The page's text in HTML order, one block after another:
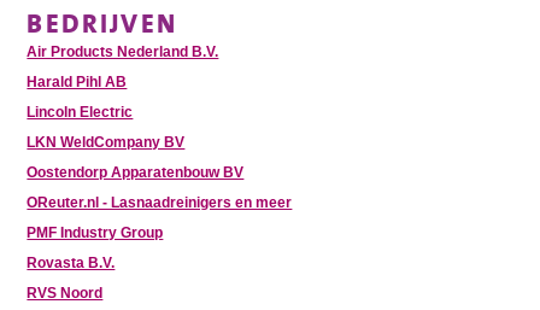
BEDRIJVEN
Air Products Nederland B.V.
Harald Pihl AB
Lincoln Electric
LKN WeldCompany BV
Oostendorp Apparatenbouw BV
OReuter.nl - Lasnaadreinigers en meer
PMF Industry Group
Rovasta B.V.
RVS Noord